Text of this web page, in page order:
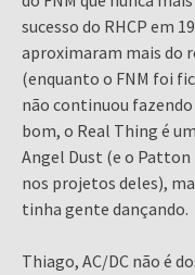
sucesso do RHCP em
aproximaram mais do
(enquanto o FNM foi
não continuou fazendo
bom, o Real Thing é
Angel Dust (e o
nos projetos deles),
tinha gente dançando.
Thiago, AC/DC não é